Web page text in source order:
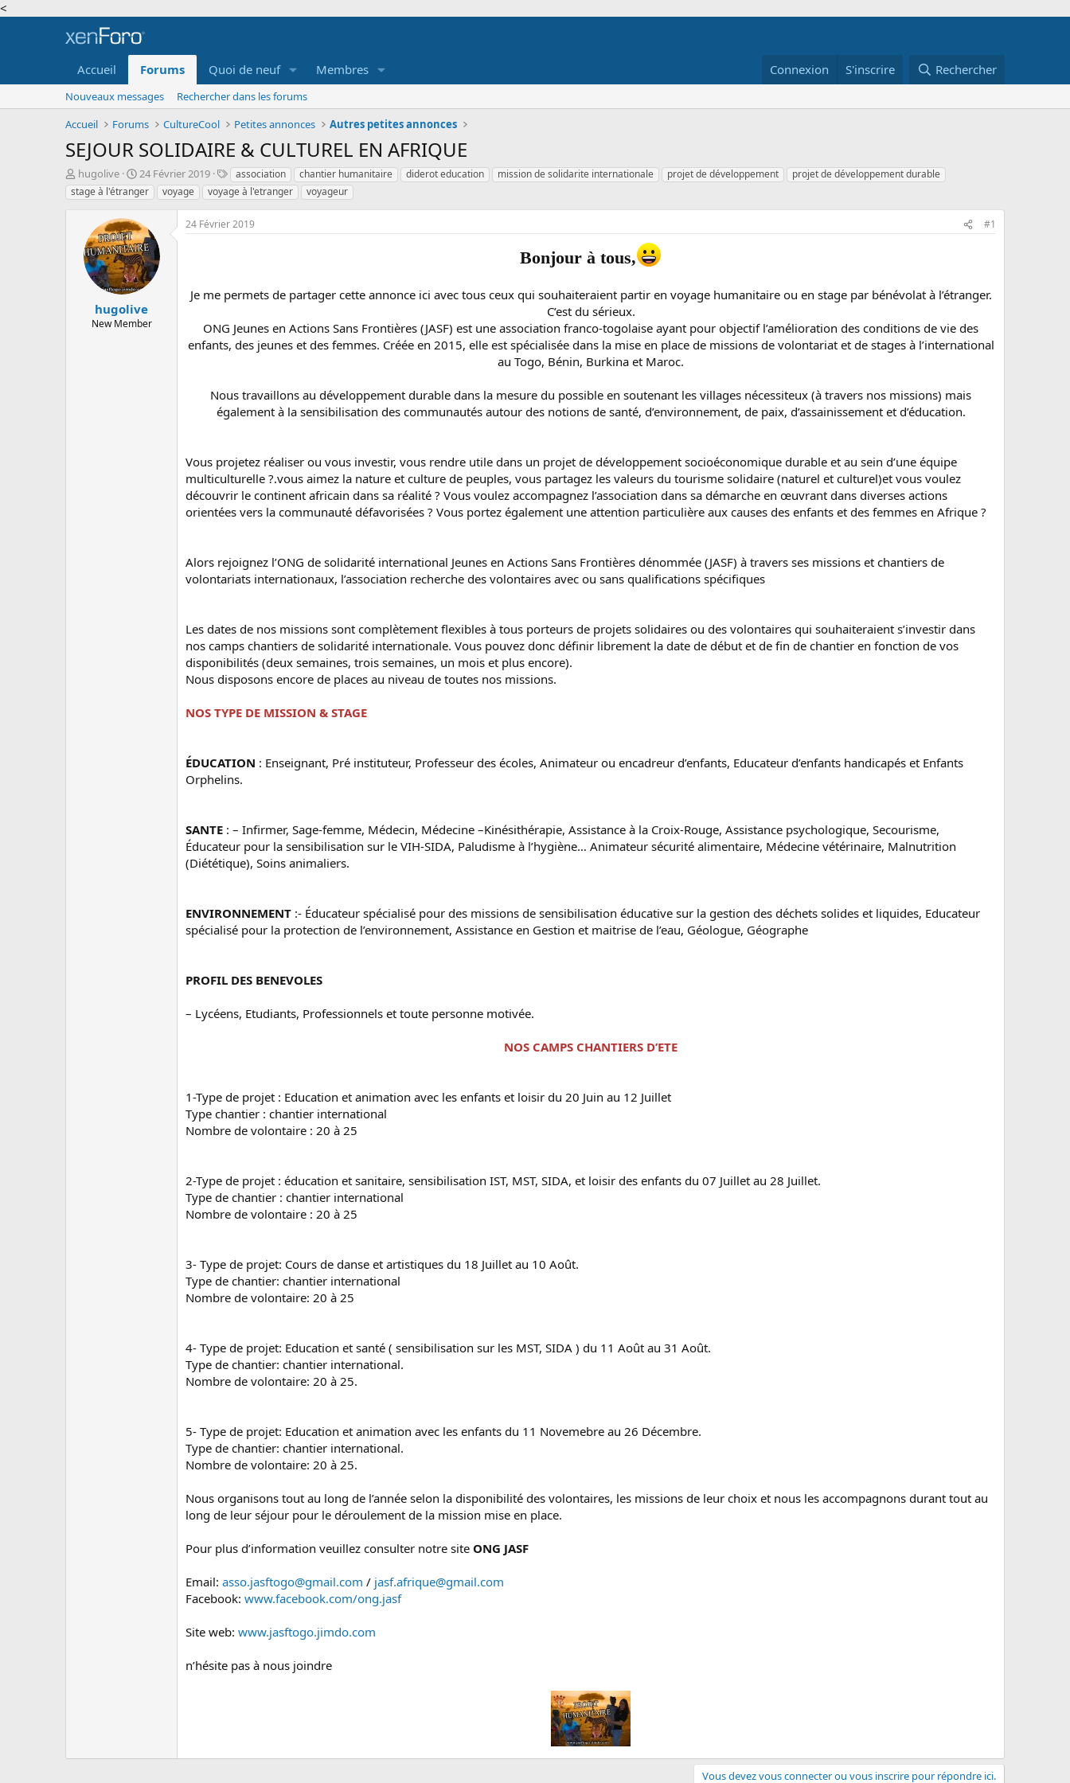
<
Accueil Forums Quoi de neuf Membres Connexion S'inscrire Rechercher
Nouveaux messages
Rechercher dans les forums
Accueil
Forums CultureCool Petites annonces Autres petites annonces
SEJOUR SOLIDAIRE & CULTUREL EN AFRIQUE
A
u
t
hugolive
D
a
t
d
e
d
é
b
t
24 Février 2019
T
a
g
association chantier humanitaire diderot education mission de solidarite internationale projet de développement
projet de développement durable
stage à l'étranger
voyage voyage à l'etranger voyageur
hugolive
New Member
24 Février 2019 #1
Bonjour à tous,
Je me permets de partager cette annonce ici avec tous ceux qui souhaiteraient partir en voyage humanitaire ou en stage par bénévolat à l’étranger.
C’est du sérieux.
ONG Jeunes en Actions Sans Frontières (JASF) est une association franco-togolaise ayant pour objectif l’amélioration des conditions de vie des
enfants, des jeunes et des femmes. Créée en 2015, elle est spécialisée dans la mise en place de missions de volontariat et de stages à l’international
au Togo, Bénin, Burkina et Maroc.
Nous travaillons au développement durable dans la mesure du possible en soutenant les villages nécessiteux (à travers nos missions) mais
également à la sensibilisation des communautés autour des notions de santé, d’environnement, de paix, d’assainissement et d’éducation.​
Vous projetez réaliser ou vous investir, vous rendre utile dans un projet de développement socioéconomique durable et au sein d’une équipe
multiculturelle ?.vous aimez la nature et culture de peuples, vous partagez les valeurs du tourisme solidaire (naturel et culturel)et vous voulez
découvrir le continent africain dans sa réalité ? Vous voulez accompagnez l’association dans sa démarche en œuvrant dans diverses actions
orientées vers la communauté défavorisées ? Vous portez également une attention particulière aux causes des enfants et des femmes en Afrique ?
Alors rejoignez l’ONG de solidarité international Jeunes en Actions Sans Frontières dénommée (JASF) à travers ses missions et chantiers de
volontariats internationaux, l’association recherche des volontaires avec ou sans qualifications spécifiques
Les dates de nos missions sont complètement flexibles à tous porteurs de projets solidaires ou des volontaires qui souhaiteraient s’investir dans
nos camps chantiers de solidarité internationale. Vous pouvez donc définir librement la date de début et de fin de chantier en fonction de vos
disponibilités (deux semaines, trois semaines, un mois et plus encore).
Nous disposons encore de places au niveau de toutes nos missions.
NOS TYPE DE MISSION & STAGE
ÉDUCATION : Enseignant, Pré instituteur, Professeur des écoles, Animateur ou encadreur d’enfants, Educateur d’enfants handicapés et Enfants
Orphelins.
SANTE : – Infirmer, Sage-femme, Médecin, Médecine –Kinésithérapie, Assistance à la Croix-Rouge, Assistance psychologique, Secourisme,
Éducateur pour la sensibilisation sur le VIH-SIDA, Paludisme à l’hygiène… Animateur sécurité alimentaire, Médecine vétérinaire, Malnutrition
(Diététique), Soins animaliers.
ENVIRONNEMENT :- Éducateur spécialisé pour des missions de sensibilisation éducative sur la gestion des déchets solides et liquides, Educateur
spécialisé pour la protection de l’environnement, Assistance en Gestion et maitrise de l’eau, Géologue, Géographe
PROFIL DES BENEVOLES
– Lycéens, Etudiants, Professionnels et toute personne motivée.
NOS CAMPS CHANTIERS D’ETE
1-Type de projet : Education et animation avec les enfants et loisir du 20 Juin au 12 Juillet
Type chantier : chantier international
Nombre de volontaire : 20 à 25
2-Type de projet : éducation et sanitaire, sensibilisation IST, MST, SIDA, et loisir des enfants du 07 Juillet au 28 Juillet.
Type de chantier : chantier international
Nombre de volontaire : 20 à 25
3- Type de projet: Cours de danse et artistiques du 18 Juillet au 10 Août.
Type de chantier: chantier international
Nombre de volontaire: 20 à 25
4- Type de projet: Education et santé ( sensibilisation sur les MST, SIDA ) du 11 Août au 31 Août.
Type de chantier: chantier international.
Nombre de volontaire: 20 à 25.
5- Type de projet: Education et animation avec les enfants du 11 Novemebre au 26 Décembre.
Type de chantier: chantier international.
Nombre de volontaire: 20 à 25.
Nous organisons tout au long de l’année selon la disponibilité des volontaires, les missions de leur choix et nous les accompagnons durant tout au
long de leur séjour pour le déroulement de la mission mise en place.
Pour plus d’information veuillez consulter notre site ONG JASF
Email: asso.jasftogo@gmail.com / jasf.afrique@gmail.com
Facebook: www.facebook.com/ong.jasf
Site web: www.jasftogo.jimdo.com
n’hésite pas à nous joindre
Vous devez vous connecter ou vous inscrire pour répondre ici.